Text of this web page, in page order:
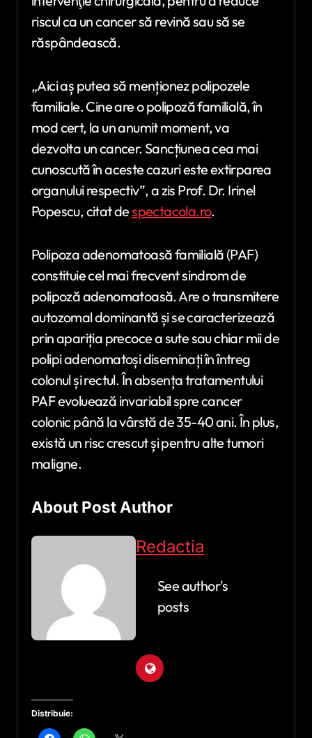
riscul ca un cancer să revină sau să se
răspândească.
„Aici aș putea să menționez polipozele
familiale. Cine are o polipoză familială, în
mod cert, la un anumit moment, va
dezvolta un cancer. Sancțiunea cea mai
cunoscută în aceste cazuri este extirparea
organului respectiv”, a zis Prof. Dr. Irinel
Popescu, citat despectacola.ro.
Polipoza adenomatoasă familială (PAF)
constituie cel mai frecvent sindrom de
polipoză adenomatoasă. Are o transmitere
autozomal dominantă și se caracterizează
prin apariția precoce a sute sau chiar mii de
polipi adenomatoși diseminați în întreg
colonul și rectul. În absența tratamentului
PAF evoluează invariabil spre cancer
colonic până la vârstă de 35-40 ani. În plus,
există un risc crescut și pentru alte tumori
maligne.
About Post Author
Redactia
See author's
posts
Distribuie: